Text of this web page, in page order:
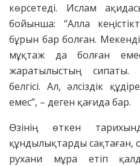
көрсетеді. Ислам
бойынша: “Алла
бұрын бар болған.
мұқтаж да болған
жаратылыстың сипаты.
белгісі. Ал, әлсіздік
емес”, – деген қағида бар.
Өзінің өткен
құндылықтарды сақтаған,
рухани мұра етіп